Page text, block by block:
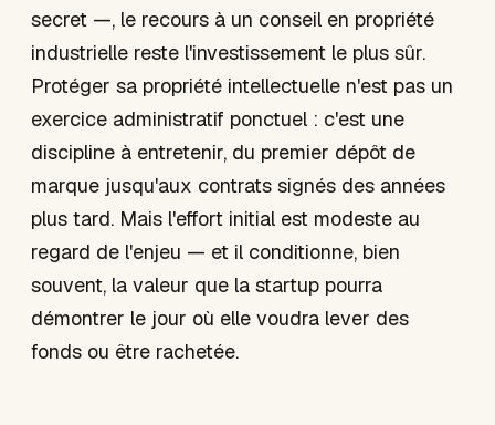
secret —, le recours à un conseil en propriété
industrielle reste l'investissement le plus sûr.
Protéger sa propriété intellectuelle n'est pas un
exercice administratif ponctuel : c'est une
discipline à entretenir, du premier dépôt de
marque jusqu'aux contrats signés des années
plus tard. Mais l'effort initial est modeste au
regard de l'enjeu — et il conditionne, bien
souvent, la valeur que la startup pourra
démontrer le jour où elle voudra lever des
fonds ou être rachetée.